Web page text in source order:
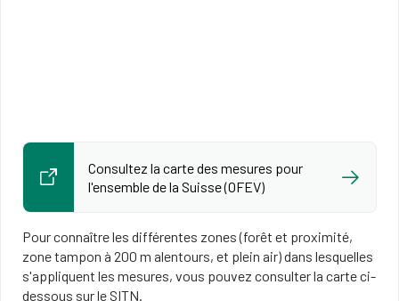
Consultez la carte des mesures pour
l'ensemble de la Suisse (OFEV)
Pour connaître les différentes zones (forêt et proximité,
zone tampon à 200 m alentours, et plein air) dans lesquelles
s'appliquent les mesures, vous pouvez consulter la carte ci-
dessous sur le SITN.